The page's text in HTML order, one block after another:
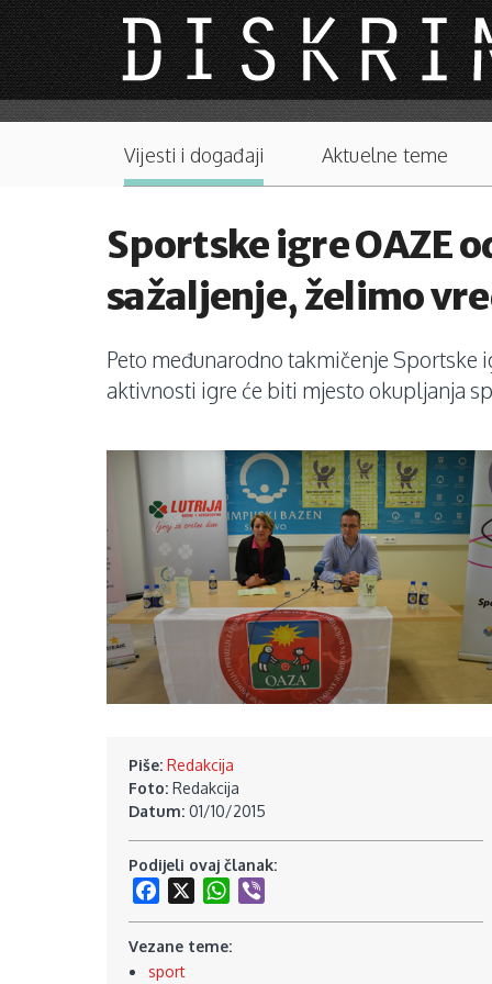
Skip to main content
Main menu
Vijesti i događaji Aktuelne teme
Sportske igre OAZE
sažaljenje, želimo
Peto međunarodno takmičenje Sportske
aktivnosti igre će biti mjesto okupljanja
Piše: Redakcija
Foto: Redakcija
Datum: 01/10/2015
Podijeli ovaj članak:
Facebook
WhatsApp
Vezane teme:
sport